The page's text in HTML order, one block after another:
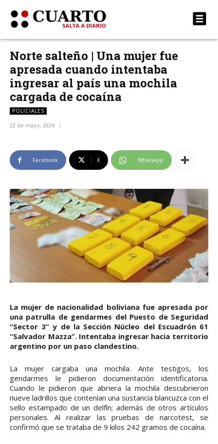
Norte salteño | Una mujer fue
apresada cuando intentaba
ingresar al país una mochila
cargada de cocaína
POLICIALES
22 de mayo, 2024
Facebook X WhatsApp
La mujer de nacionalidad boliviana fue apresada por
una patrulla de gendarmes del Puesto de Seguridad
“Sector 3” y de la Sección Núcleo del Escuadrón 61
“Salvador Mazza”. Intentaba ingresar hacia territorio
argentino por un paso clandestino.
La mujer cargaba una mochila. Ante testigos, los
gendarmes le pidieron documentación identificatoria.
Cuando le pidieron que abriera la mochila descubrieron
nueve ladrillos que contenían una sustancia blancuzca con el
sello estampado de un delfín; además de otros artículos
personales. Al realizar las pruebas de narcotest, se
confirmó que se trataba de 9 kilos 242 gramos de cocaína.